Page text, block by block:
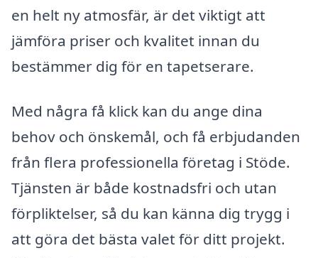
en helt ny atmosfär, är det viktigt att
jämföra priser och kvalitet innan du
bestämmer dig för en tapetserare.
Med några få klick kan du ange dina
behov och önskemål, och få erbjudanden
från flera professionella företag i Stöde.
Tjänsten är både kostnadsfri och utan
förpliktelser, så du kan känna dig trygg i
att göra det bästa valet för ditt projekt.